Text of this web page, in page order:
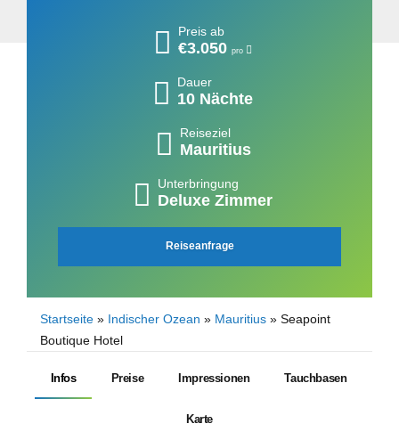
Preis ab
€3.050 pro
Dauer
10 Nächte
Reiseziel
Mauritius
Unterbringung
Deluxe Zimmer
Reiseanfrage
Startseite » Indischer Ozean » Mauritius » Seapoint
Boutique Hotel
Infos Preise Impressionen Tauchbasen
Karte